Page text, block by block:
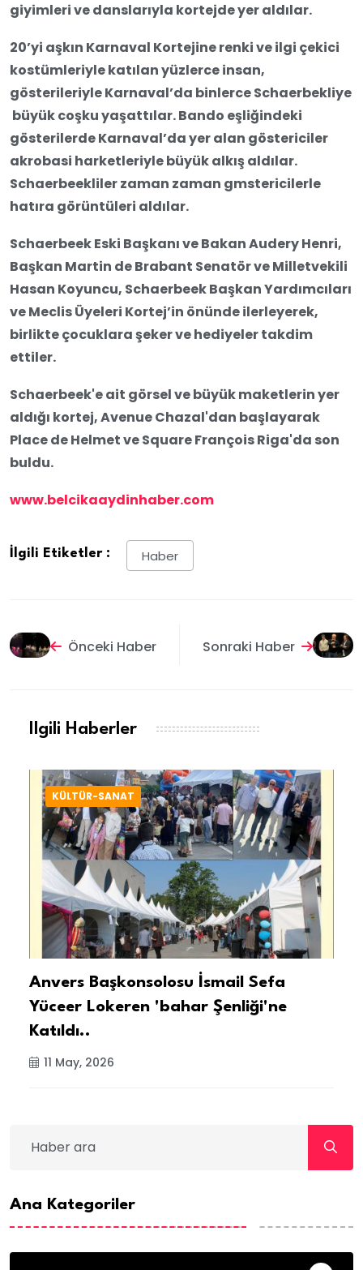
giyimleri ve danslarıyla kortejde yer aldılar.
20’yi aşkın Karnaval Kortejine renki ve ilgi çekici
kostümleriyle katılan yüzlerce insan,
gösterileriyle Karnaval’da binlerce Schaerbekliye
büyük coşku yaşattılar. Bando eşliğindeki
gösterilerde Karnaval’da yer alan göstericiler
akrobasi harketleriyle büyük alkış aldılar.
Schaerbeekliler zaman zaman gmstericilerle
hatıra görüntüleri aldılar.
Schaerbeek Eski Başkanı ve Bakan Audery Henri,
Başkan Martin de Brabant Senatör ve Milletvekili
Hasan Koyuncu, Schaerbeek Başkan Yardımcıları
ve Meclis Üyeleri Kortej’in önünde ilerleyerek,
birlikte çocuklara şeker ve hediyeler takdim
ettiler.
Schaerbeek'e ait görsel ve büyük maketlerin yer
aldığı kortej, Avenue Chazal'dan başlayarak
Place de Helmet ve Square François Riga'da son
buldu.
www.belcikaaydinhaber.com
İlgili Etiketler : Haber
Önceki Haber Sonraki Haber
Ilgili Haberler
KÜLTÜR-SANAT
Anvers Başkonsolosu İsmail Sefa
Yüceer Lokeren 'bahar Şenliği'ne
Katıldı..
11 May, 2026
Ana Kategoriler